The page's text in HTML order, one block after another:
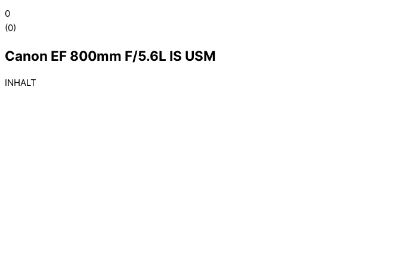
0
(0)
Canon EF 800mm F/5.6L IS USM
INHALT